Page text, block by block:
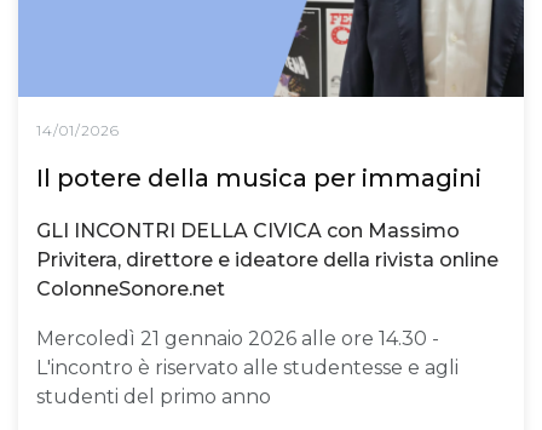
14/01/2026
Il potere della musica per immagini
GLI INCONTRI DELLA CIVICA con Massimo
Privitera, direttore e ideatore della rivista online
ColonneSonore.net
Mercoledì 21 gennaio 2026 alle ore 14.30 -
L'incontro è riservato alle studentesse e agli
studenti del primo anno